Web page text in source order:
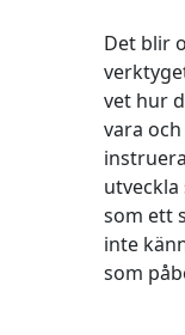
Det blir
vet hur
vara
som ett
inte
som